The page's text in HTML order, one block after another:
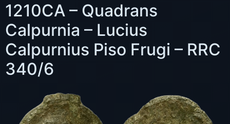
1210CA – Quadrans
Calpurnia – Lucius
Calpurnius Piso Frugi – RRC
340/6